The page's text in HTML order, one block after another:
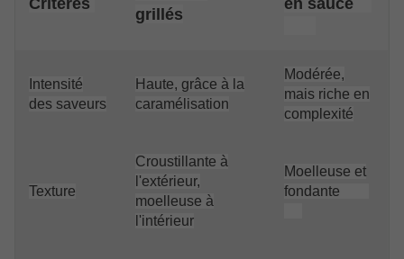
grillés
Intensité
des saveurs
Haute, grâce à la
caramélisation
Modérée,
mais riche en
complexité
Texture
Croustillante à
l'extérieur,
moelleuse à
l'intérieur
Moelleuse et
fondante